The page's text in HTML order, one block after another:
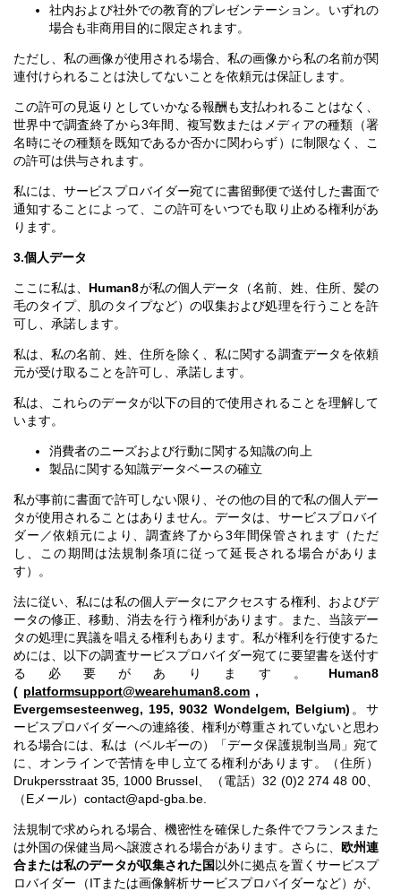
社内および社外での教育的プレゼンテーション。いずれの
場合も非商用目的に限定されます。
ただし、私の画像が使用される場合、私の画像から私の名前が関
連付けられることは決してないことを依頼元は保証します。
この許可の見返りとしていかなる報酬も支払われることはなく、
世界中で調査終了から3年間、複写数またはメディアの種類（署
名時にその種類を既知であるか否かに関わらず）に制限なく、こ
の許可は供与されます。
私には、サービスプロバイダー宛てに書留郵便で送付した書面で
通知することによって、この許可をいつでも取り止める権利があ
ります。
3.個人データ
ここに私は、 Human8が私の個人データ（名前、姓、住所、髪の
毛のタイプ、肌のタイプなど）の収集および処理を行うことを許
可し、承諾します。
私は、私の名前、姓、住所を除く、私に関する調査データを依頼
元が受け取ることを許可し、承諾します。
私は、これらのデータが以下の目的で使用されることを理解して
います。
消費者のニーズおよび行動に関する知識の向上
製品に関する知識データベースの確立
私が事前に書面で許可しない限り、その他の目的で私の個人デー
タが使用されることはありません。データは、サービスプロバイ
ダー／依頼元により、調査終了から3年間保管されます（ただ
し、この期間は法規制条項に従って延長される場合がありま
す）。
法に従い、私には私の個人データにアクセスする権利、およびデ
ータの修正、移動、消去を行う権利があります。また、当該デー
タの処理に異議を唱える権利もあります。私が権利を行使するた
めには、以下の調査サービスプロバイダー宛てに要望書を送付す
る必要があります。 Human8
( platformsupport@wearehuman8.com ,
Evergemsesteenweg, 195, 9032 Wondelgem, Belgium) 。サ
ービスプロバイダーへの連絡後、権利が尊重されていないと思わ
れる場合には、私は（ベルギーの）「データ保護規制当局」宛て
に、オンラインで苦情を申し立てる権利があります。（住所）
Drukpersstraat 35, 1000 Brussel、（電話）32 (0)2 274 48 00、
（Eメール）contact@apd-gba.be.
法規制で求められる場合、機密性を確保した条件でフランスまた
は外国の保健当局へ譲渡される場合があります。さらに、 欧州連
合または私のデータが収集された国 以外に拠点を置くサービスプ
ロバイダー（ITまたは画像解析サービスプロバイダーなど）が、